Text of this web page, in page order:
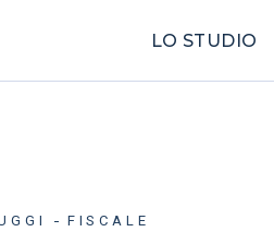
LO STUDIO
FISCALE